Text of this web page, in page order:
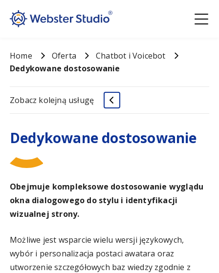
Home Oferta
Chatbot i Voicebot
Dedykowane dostosowanie
Zobacz kolejną usługę
Dedykowane dostosowanie
Obejmuje kompleksowe dostosowanie wyglądu
okna dialogowego do stylu i identyfikacji
wizualnej strony.
Możliwe jest wsparcie wielu wersji językowych,
wybór i personalizacja postaci awatara oraz
utworzenie szczegółowych baz wiedzy zgodnie z